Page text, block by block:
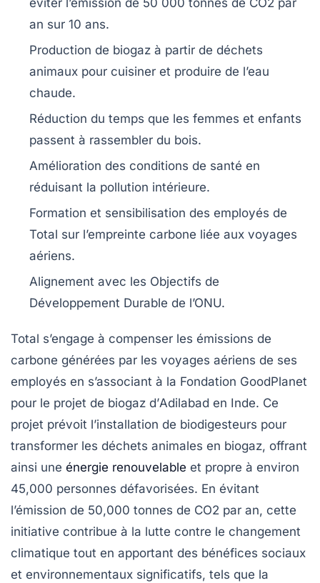
éviter l’émission de 50 000 tonnes de CO2 par
an sur 10 ans.
Production de biogaz à partir de déchets
animaux pour cuisiner et produire de l’eau
chaude.
Réduction du temps que les femmes et enfants
passent à rassembler du bois.
Amélioration des conditions de santé en
réduisant la pollution intérieure.
Formation et sensibilisation des employés de
Total sur l’empreinte carbone liée aux voyages
aériens.
Alignement avec les Objectifs de
Développement Durable de l’ONU.
Total s’engage à compenser les émissions de
carbone générées par les voyages aériens de ses
employés en s’associant à la Fondation GoodPlanet
pour le projet de biogaz d’Adilabad en Inde. Ce
projet prévoit l’installation de biodigesteurs pour
transformer les déchets animales en biogaz, offrant
ainsi une énergie renouvelable et propre à environ
45,000 personnes défavorisées. En évitant
l’émission de 50,000 tonnes de CO2 par an, cette
initiative contribue à la lutte contre le changement
climatique tout en apportant des bénéfices sociaux
et environnementaux significatifs, tels que la